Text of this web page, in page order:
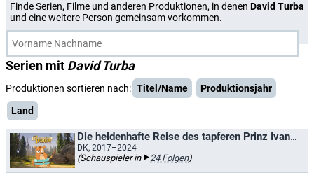
Finde Serien, Filme und anderen Produktionen, in denen David Turba
und eine weitere Person gemeinsam vorkommen.
Serien mit David Turba
Produktionen sortieren nach: Titel/Name
Produktionsjahr
Land
Die heldenhafte Reise des tapferen Prinz Ivandoe
DK, 2017–2024
(Schauspieler in 24 Folgen)